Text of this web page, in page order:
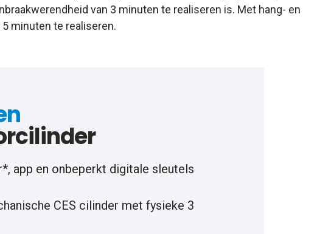
van 3 minuten te realiseren is. Met hang- en
minuten te realiseren.
app en onbeperkt digitale sleutels
CES cilinder met fysieke 3